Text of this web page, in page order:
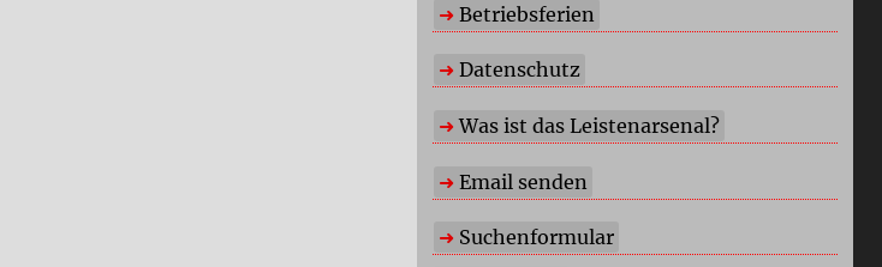
Betriebsferien
Datenschutz
Was ist das Leistenarsenal?
Email senden
Suchenformular